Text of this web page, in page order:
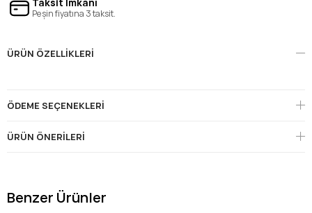
Peşin fiyatına 3 taksit.
ÜRÜN ÖZELLIKLERI
ÖDEME SEÇENEKLERI
ÜRÜN ÖNERILERI
Benzer Ürünler